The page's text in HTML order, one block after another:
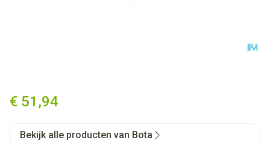
€ 51,94
Bekijk alle producten van Bota